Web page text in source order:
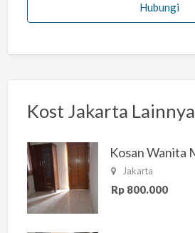
Hubungi
Kost Jakarta Lainnya
Jakarta
Rp 800.000